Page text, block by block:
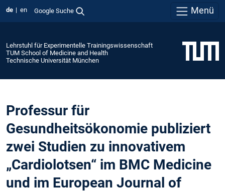
de en Google Suche Menü
Lehrstuhl für Experimentelle Trainingswissenschaft
TUM School of Medicine and Health
Technische Universität München
Professur für
Gesundheitsökonomie publiziert
zwei Studien zu innovativem
„Cardiolotsen“ im BMC Medicine
und im European Journal of